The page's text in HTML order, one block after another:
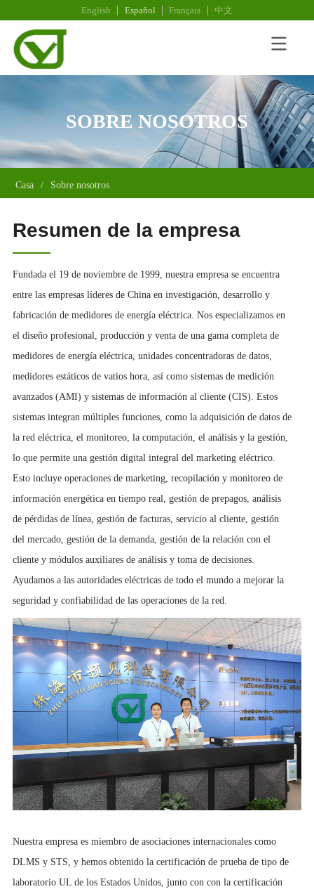
English Español Français 中文
SOBRE NOSOTROS
Casa / Sobre nosotros
Resumen de la empresa
Fundada el 19 de noviembre de 1999, nuestra empresa se encuentra
entre las empresas líderes de China en investigación, desarrollo y
fabricación de medidores de energía eléctrica. Nos especializamos en
el diseño profesional, producción y venta de una gama completa de
medidores de energía eléctrica, unidades concentradoras de datos,
medidores estáticos de vatios hora, así como sistemas de medición
avanzados (AMI) y sistemas de información al cliente (CIS). Estos
sistemas integran múltiples funciones, como la adquisición de datos de
la red eléctrica, el monitoreo, la computación, el análisis y la gestión,
lo que permite una gestión digital integral del marketing eléctrico.
Esto incluye operaciones de marketing, recopilación y monitoreo de
información energética en tiempo real, gestión de prepagos, análisis
de pérdidas de línea, gestión de facturas, servicio al cliente, gestión
del mercado, gestión de la demanda, gestión de la relación con el
cliente y módulos auxiliares de análisis y toma de decisiones.
Ayudamos a las autoridades eléctricas de todo el mundo a mejorar la
seguridad y confiabilidad de las operaciones de la red.
Nuestra empresa es miembro de asociaciones internacionales como
DLMS y STS, y hemos obtenido la certificación de prueba de tipo de
laboratorio UL de los Estados Unidos, junto con con la certificación